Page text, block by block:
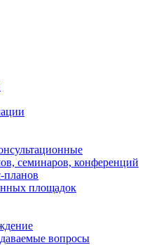
семинаров, конференций
планов
площадок
вопросы